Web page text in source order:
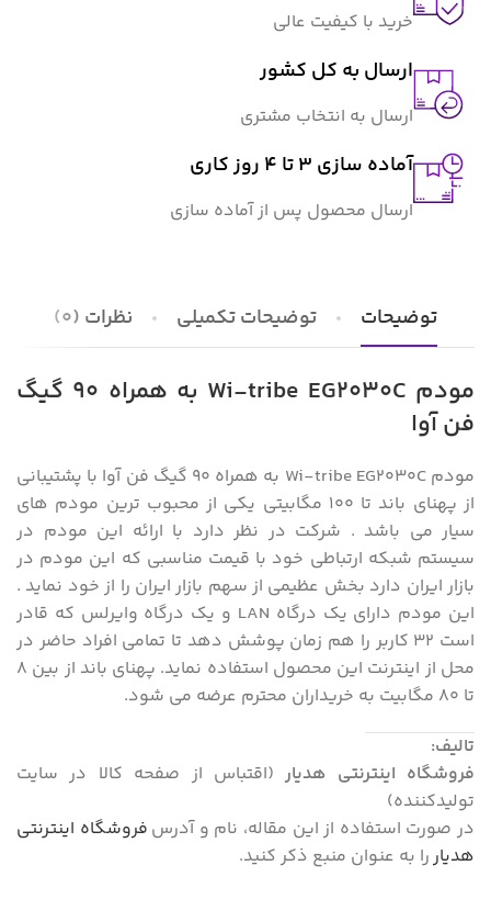
خرید با کیفیت عالی
ارسال به کل کشور
ارسال به انتخاب مشتری
آماده سازی ۳ تا ۴ روز کاری
ارسال محصول پس از آماده سازی
توضیحات توضیحات تکمیلی نظرات (0)
مودم Wi-tribe EG2030C به همراه 90 گیگ
فن آوا
مودم Wi-tribe EG2030C به همراه 90 گیگ فن آوا با پشتیبانی
از پهنای باند تا 100 مگابیتی یکی از محبوب ترین مودم های
سیار می باشد . شرکت در نظر دارد با ارائه این مودم در
سیستم شبکه ارتباطی خود با قیمت مناسبی که این مودم در
بازار ایران دارد بخش عظیمی از سهم بازار ایران را از خود نماید .
این مودم دارای یک درگاه LAN و یک درگاه وایرلس که قادر
است 32 کاربر را هم زمان پوشش دهد تا تمامی افراد حاضر در
محل از اینترنت این محصول استفاده نماید. پهنای باند از بین 8
تا 80 مگابیت به خریداران محترم عرضه می شود.
تالیف:
فروشگاه اینترنتی هدیار(اقتباس از صفحه کالا در سایت
تولیدکننده)
در صورت استفاده از این مقاله، نام و آدرس فروشگاه اینترنتی
هدیاررا به عنوان منبع ذکر کنید.